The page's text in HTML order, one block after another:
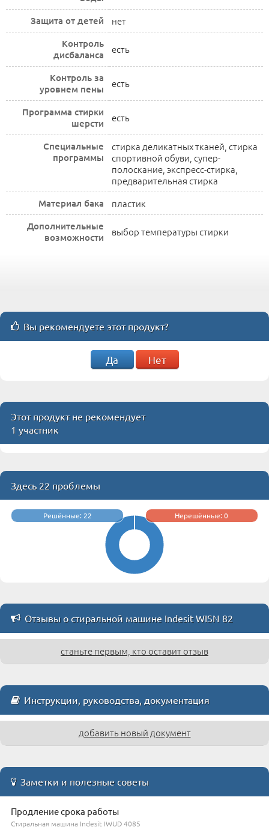
Защита от детей
нет
Контроль
дисбаланса
есть
Контроль за
уровнем пены
есть
Программа стирки
шерсти
есть
Специальные
программы
стирка деликатных тканей, стирка
спортивной обуви, супер-
полоскание, экспресс-стирка,
предварительная стирка
Материал бака пластик
Дополнительные
возможности
выбор температуры стирки
Вы рекомендуете этот продукт?
Да Нет
Этот продукт не рекомендует
1 участник
Здесь 22 проблемы
Решённые: 22 Нерешённые: 0
Отзывы о стиральной машине Indesit WISN 82
станьте первым, кто оставит отзыв
Инструкции, руководства, документация
добавить новый документ
Заметки и полезные советы
Продление срока работы
Стиральная машина Indesit IWUD 4085